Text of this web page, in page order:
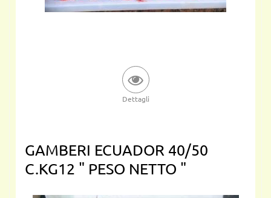
Dettagli
GAMBERI ECUADOR 40/50
C.KG12 " PESO NETTO "